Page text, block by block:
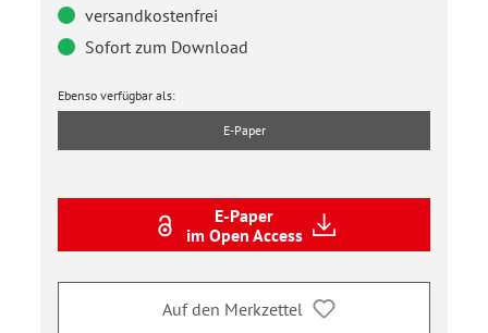
versandkostenfrei
Sofort zum Download
Ebenso verfügbar als:
E-Paper
E-Paper
im Open Access
Auf den Merkzettel